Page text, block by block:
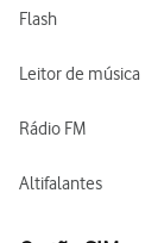
Flash
Leitor de música
Rádio FM
Altifalantes